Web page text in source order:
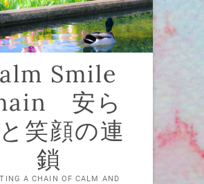
Smile
安ら
笑顔の連
鎖
A CHAIN OF CALM AND